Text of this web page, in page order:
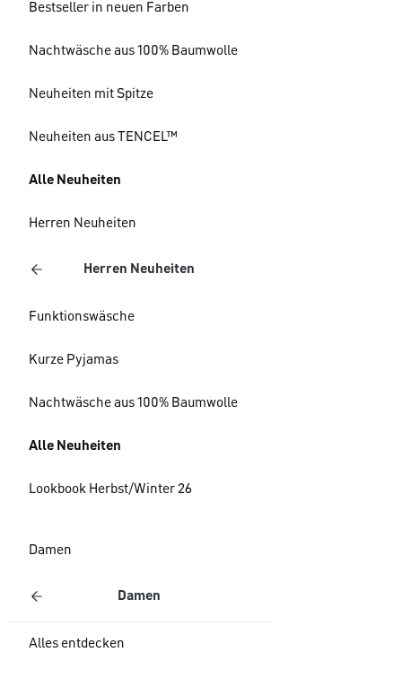
Bestseller in neuen Farben
Nachtwäsche aus 100% Baumwolle
Neuheiten mit Spitze
Neuheiten aus TENCEL™
Alle Neuheiten
Herren Neuheiten
Herren Neuheiten
Funktionswäsche
Kurze Pyjamas
Nachtwäsche aus 100% Baumwolle
Alle Neuheiten
Lookbook Herbst/Winter 26
Damen
Damen
Alles entdecken